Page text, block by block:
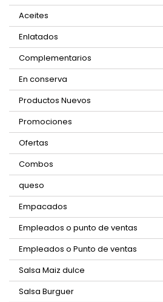
Aceites
Enlatados
Complementarios
En conserva
Productos Nuevos
Promociones
Ofertas
Combos
queso
Empacados
Empleados o punto de ventas
Empleados o Punto de ventas
Salsa Maiz dulce
Salsa Burguer